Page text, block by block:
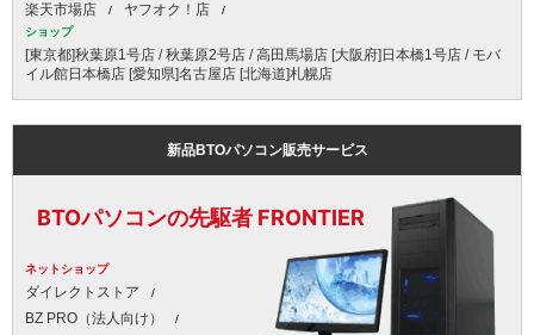
楽天市場店 ヤフオク！店
ショップ
[東京都]秋葉原1号店 / 秋葉原2号店 / 高田馬場店 [大阪府]日本橋1号店 / モバ
イル館日本橋店 [愛知県]名古屋店 [北海道]札幌店
新品BTOパソコン販売サービス
BTOパソコンの先駆者 FRONTIER
ネットショップ
ダイレクトストア
BZ PRO（法人向け）